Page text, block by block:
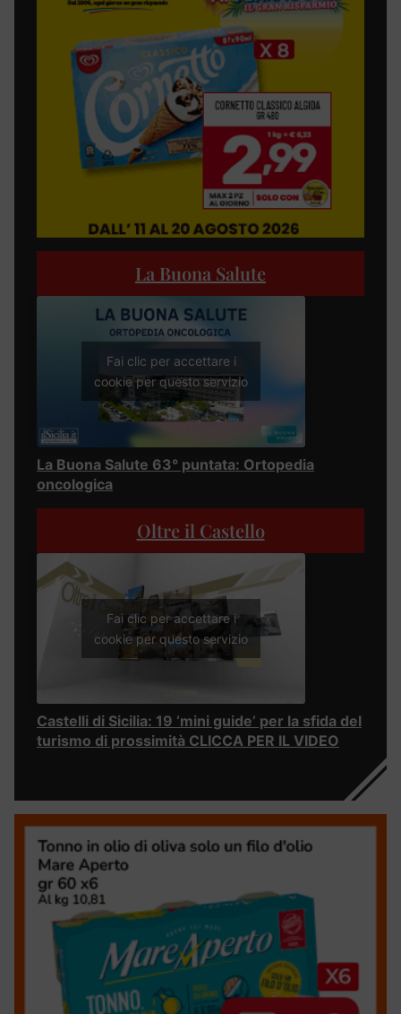
La Buona Salute
Fai clic per accettare i
cookie per questo servizio
La Buona Salute 63° puntata: Ortopedia
oncologica
Oltre il Castello
Fai clic per accettare i
cookie per questo servizio
Castelli di Sicilia: 19 ‘mini guide’ per la sfida del
turismo di prossimità CLICCA PER IL VIDEO